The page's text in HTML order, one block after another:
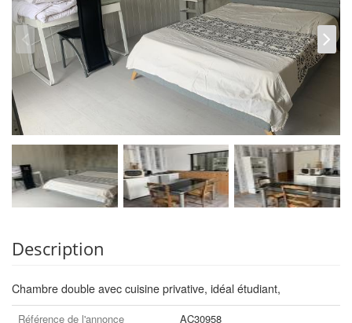
Description
Chambre double avec cuisine privative, idéal étudiant,
Référence de l'annonce
AC30958